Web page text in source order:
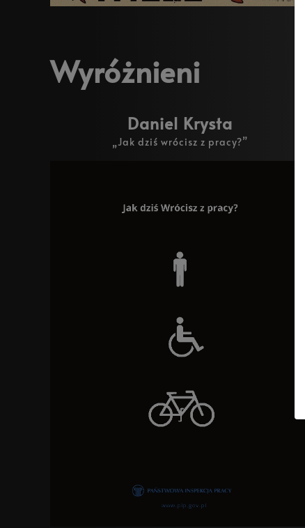
Wyróżnieni
Daniel Krysta
„Jak dziś wrócisz z pracy?”